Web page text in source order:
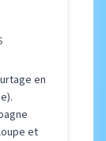
en
et